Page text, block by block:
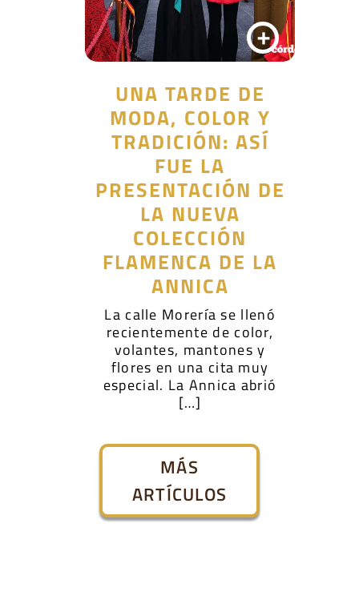
+
UNA TARDE DE
MODA, COLOR Y
TRADICIÓN: ASÍ
FUE LA
PRESENTACIÓN DE
LA NUEVA
COLECCIÓN
FLAMENCA DE LA
ANNICA
La calle Morería se llenó
recientemente de color,
volantes, mantones y
flores en una cita muy
especial. La Annica abrió
[…]
MÁS
ARTÍCULOS